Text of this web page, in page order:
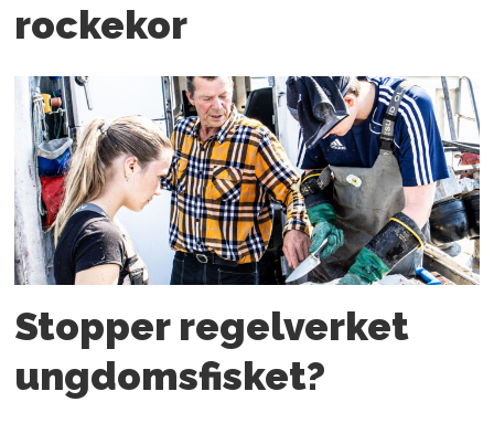
rockekor
Stopper regelverket
ungdoms­fisket?